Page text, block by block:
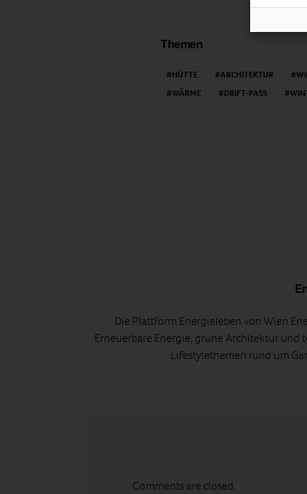
Themen
HÜTTE ARCHITEKTUR
WÄRME
DRIFT-PASS
Die Plattform Energieleben von Wien
Erneuerbare Energie, grüne Architektur und
Lifestylethemen rund um
Comments are closed.